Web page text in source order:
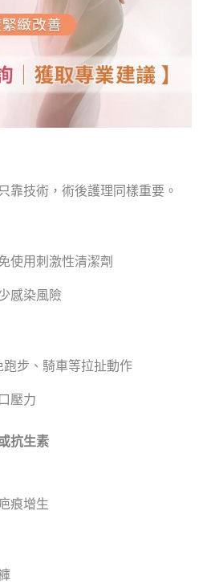
靠技術，術後護理同樣重要。
使用刺激性清潔劑
感染風險
跑步、騎車等拉扯動作
壓力
抗生素
痕增生